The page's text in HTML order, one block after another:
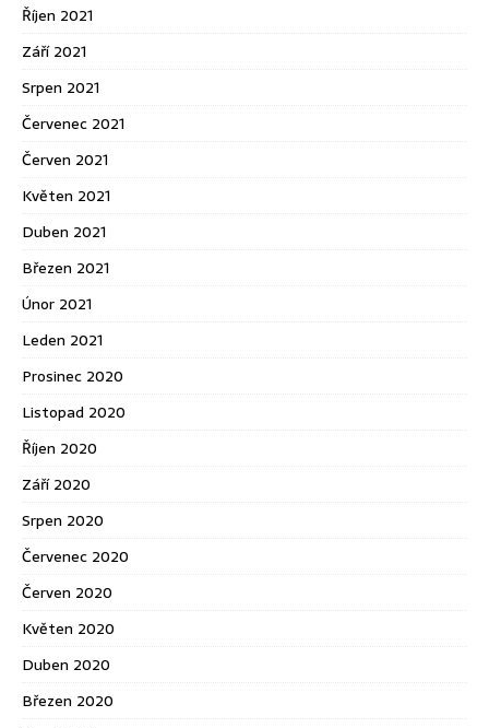
Říjen 2021
Září 2021
Srpen 2021
Červenec 2021
Červen 2021
Květen 2021
Duben 2021
Březen 2021
Únor 2021
Leden 2021
Prosinec 2020
Listopad 2020
Říjen 2020
Září 2020
Srpen 2020
Červenec 2020
Červen 2020
Květen 2020
Duben 2020
Březen 2020